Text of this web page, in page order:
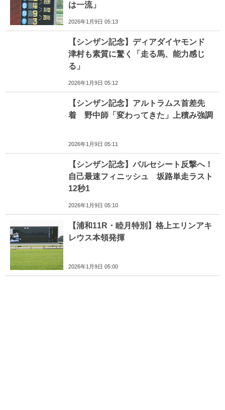
は一流」
2026年1月9日 05:13
【シンザン記念】ディアダイヤモンド
津村も素質に驚く「走る馬、能力感じ
る」
2026年1月9日 05:12
【シンザン記念】アルトラムス首差先
着 野中師「変わってきた」上積み強調
2026年1月9日 05:11
【シンザン記念】バルセシート反撃へ！
自己最速フィニッシュ 坂路単走ラスト
12秒1
2026年1月9日 05:10
【浦和11R・睦月特別】格上エリンアキ
レウス本領発揮
2026年1月9日 05:00